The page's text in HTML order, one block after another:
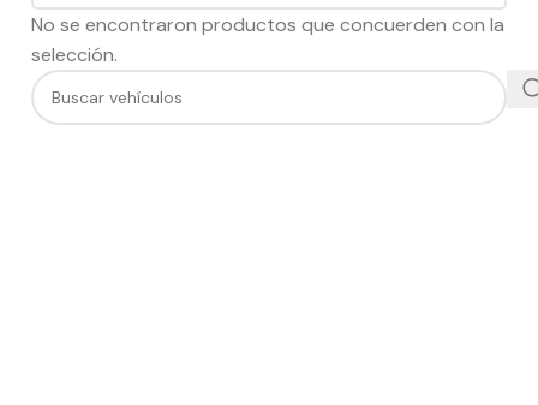
No se encontraron productos que concuerden con la
selección.